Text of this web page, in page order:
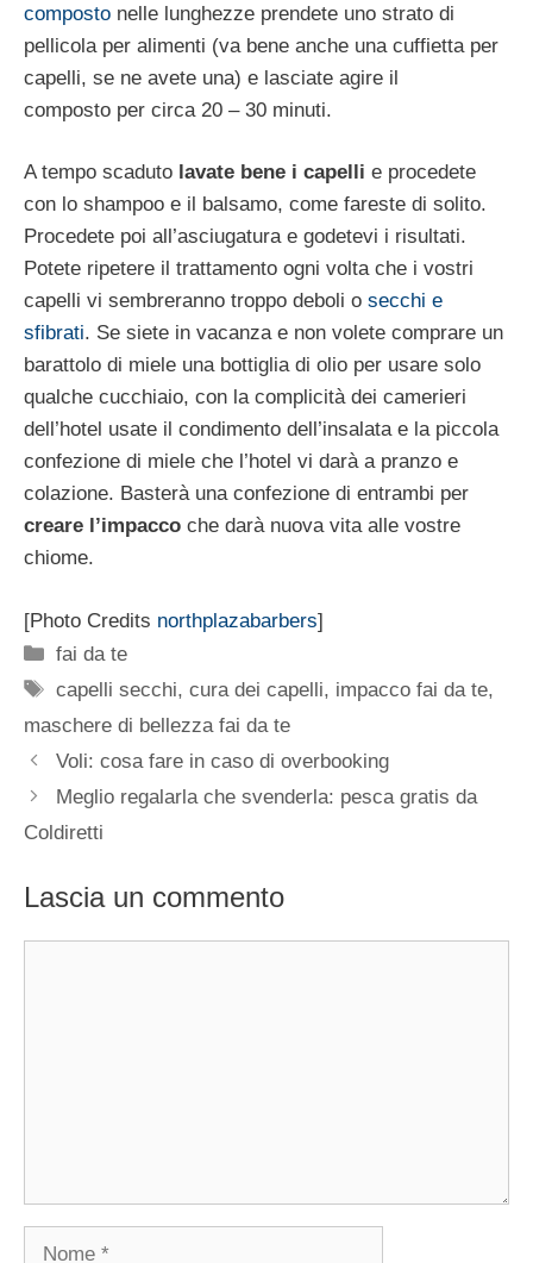
composto nelle lunghezze prendete uno strato di
pellicola per alimenti (va bene anche una cuffietta per
capelli, se ne avete una) e lasciate agire il
composto per circa 20 – 30 minuti.
A tempo scaduto lavate bene i capelli e procedete
con lo shampoo e il balsamo, come fareste di solito.
Procedete poi all’asciugatura e godetevi i risultati.
Potete ripetere il trattamento ogni volta che i vostri
capelli vi sembreranno troppo deboli o secchi e
sfibrati. Se siete in vacanza e non volete comprare un
barattolo di miele una bottiglia di olio per usare solo
qualche cucchiaio, con la complicità dei camerieri
dell’hotel usate il condimento dell’insalata e la piccola
confezione di miele che l’hotel vi darà a pranzo e
colazione. Basterà una confezione di entrambi per
creare l’impacco che darà nuova vita alle vostre
chiome.
[Photo Credits northplazabarbers]
Categorie
fai da te
Tag
capelli secchi,cura dei capelli, impacco fai da te,
maschere di bellezza fai da te
Voli: cosa fare in caso di overbooking
Meglio regalarla che svenderla: pesca gratis da
Coldiretti
Lascia un commento
Nome